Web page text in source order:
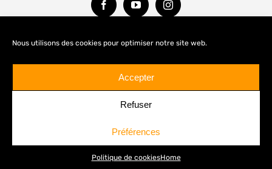
Nous utilisons des cookies pour optimiser notre site web.
Accepter
Refuser
Préférences
Politique de cookiesHome
MENTIONS LÉGALES